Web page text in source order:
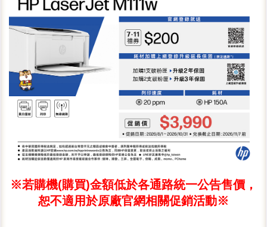
※若購機(購買)金額低於各通路統一公告售價，
恕不適用於原廠官網相關促銷活動※